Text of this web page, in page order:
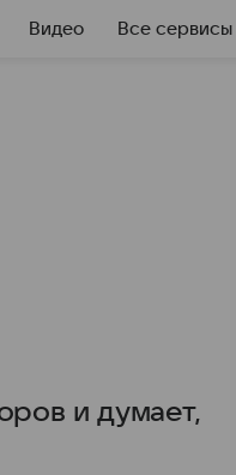
Видео Все сервисы
и думает,